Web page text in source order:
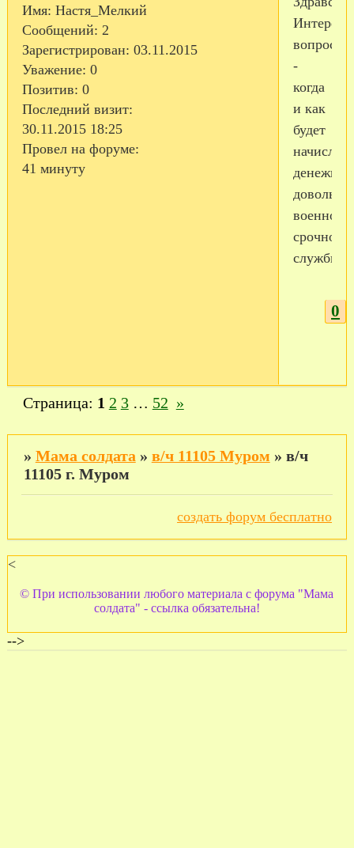
Имя: Настя_Мелкий
Сообщений: 2
Зарегистрирован: 03.11.2015
Уважение: 0
Позитив: 0
Последний визит:
30.11.2015 18:25
Провел на форуме:
41 минуту
вопрос
-
когда
и как
будет
денежное
срочной
службы?
0
Страница: 1 2 3 … 52 »
» Мама солдата » в/ч 11105 Муром » в/ч
11105 г. Муром
создать форум бесплатно
<
© При использовании любого материала с форума "Мама
солдата" - ссылка обязательна!
-->